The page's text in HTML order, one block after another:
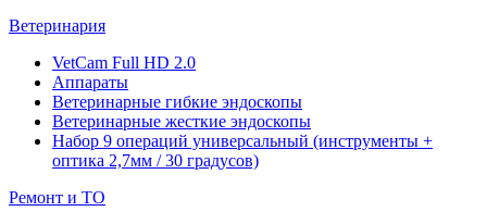
Ветеринария
VetCam Full HD 2.0
Аппараты
Ветеринарные гибкие эндоскопы
Ветеринарные жесткие эндоскопы
Набор 9 операций универсальный (инструменты +
оптика 2,7мм / 30 градусов)
Ремонт и ТО